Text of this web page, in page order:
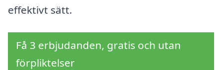
effektivt sätt.
Få 3 erbjudanden, gratis och utan
förpliktelser